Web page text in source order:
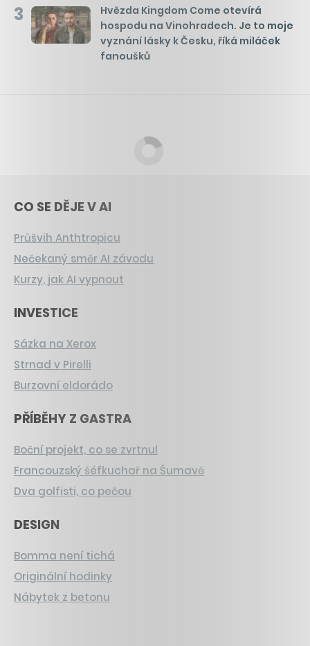
3
Hvězda Kingdom Come otevírá
hospodu na Vinohradech. Je to moje
vyznání lásky k Česku, říká miláček
fanoušků
CO SE DĚJE V AI
Průšvih Anthtropicu
Nečekaný směr AI závodu
Kurzy, jak AI vypnout
INVESTICE
Sázka na Xerox
Strnad v Pirelli
Burzovní eldorádo
PŘÍBĚHY Z GASTRA
Boční projekt, co se zvrtnul
Francouzský šéfkuchař na Šumavě
Dva golfisti, co pečou
DESIGN
Bomma není tichá
Originální hodinky
Nábytek z betonu